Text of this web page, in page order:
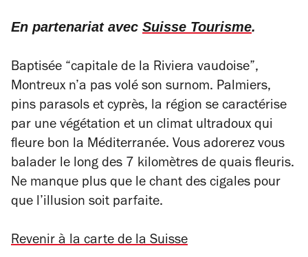
En partenariat avec Suisse Tourisme.
Baptisée “capitale de la Riviera vaudoise”,
Montreux n’a pas volé son surnom. Palmiers,
pins parasols et cyprès, la région se caractérise
par une végétation et un climat ultradoux qui
fleure bon la Méditerranée. Vous adorerez vous
balader le long des 7 kilomètres de quais fleuris.
Ne manque plus que le chant des cigales pour
que l’illusion soit parfaite.
Revenir à la carte de la Suisse